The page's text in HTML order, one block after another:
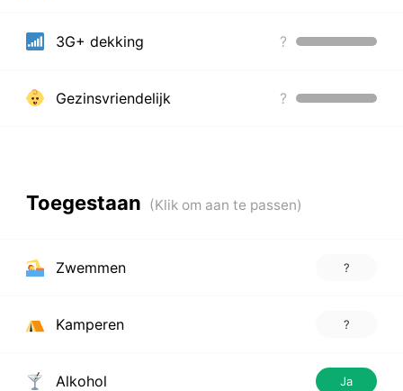
3G+ dekking ?
Gezinsvriendelijk ?
Toegestaan
Zwemmen ?
Kamperen ?
Alkohol Ja